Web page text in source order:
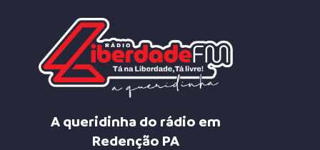
A queridinha do rádio em
Redenção PA